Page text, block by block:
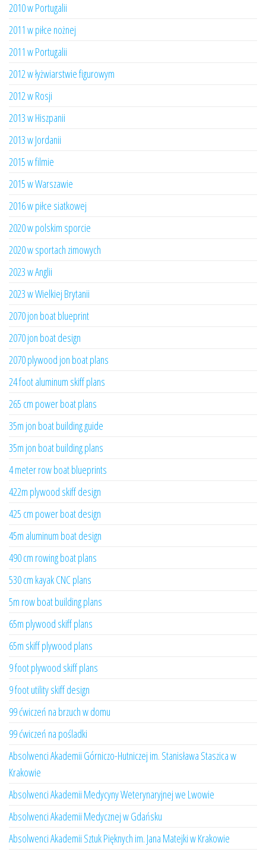
2010 w Portugalii
2011 w piłce nożnej
2011 w Portugalii
2012 w łyżwiarstwie figurowym
2012 w Rosji
2013 w Hiszpanii
2013 w Jordanii
2015 w filmie
2015 w Warszawie
2016 w piłce siatkowej
2020 w polskim sporcie
2020 w sportach zimowych
2023 w Anglii
2023 w Wielkiej Brytanii
2070 jon boat blueprint
2070 jon boat design
2070 plywood jon boat plans
24 foot aluminum skiff plans
265 cm power boat plans
35m jon boat building guide
35m jon boat building plans
4 meter row boat blueprints
422m plywood skiff design
425 cm power boat design
45m aluminum boat design
490 cm rowing boat plans
530 cm kayak CNC plans
5m row boat building plans
65m plywood skiff plans
65m skiff plywood plans
9 foot plywood skiff plans
9 foot utility skiff design
99 ćwiczeń na brzuch w domu
99 ćwiczeń na pośladki
Absolwenci Akademii Górniczo-Hutniczej im. Stanisława Staszica w
Krakowie
Absolwenci Akademii Medycyny Weterynaryjnej we Lwowie
Absolwenci Akademii Medycznej w Gdańsku
Absolwenci Akademii Sztuk Pięknych im. Jana Matejki w Krakowie